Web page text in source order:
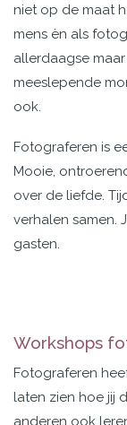
niet op de maat
mens èn als
allerdaagse
meeslepende
ook.
Fotograferen is
Mooie,
over de liefde.
verhalen samen.
gasten.
Workshops
Fotograferen
laten zien hoe jij
anderen ook